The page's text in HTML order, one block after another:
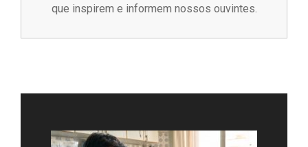
que inspirem e informem nossos ouvintes.